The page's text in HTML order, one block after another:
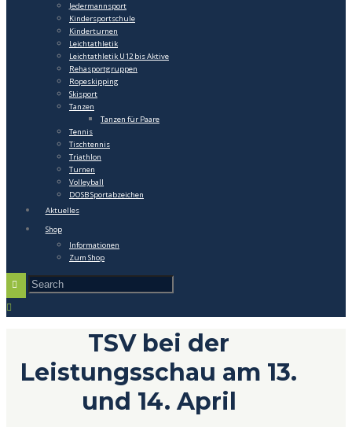
Jedermannsport
Kindersportschule
Kinderturnen
Leichtathletik
Leichtathletik U12 bis Aktive
Rehasportgruppen
Ropeskipping
Skisport
Tanzen
Tanzen für Paare
Tennis
Tischtennis
Triathlon
Turnen
Volleyball
DOSB Sportabzeichen
Aktuelles
Shop
Informationen
Zum Shop
TSV bei der
Leistungsschau am 13.
und 14. April